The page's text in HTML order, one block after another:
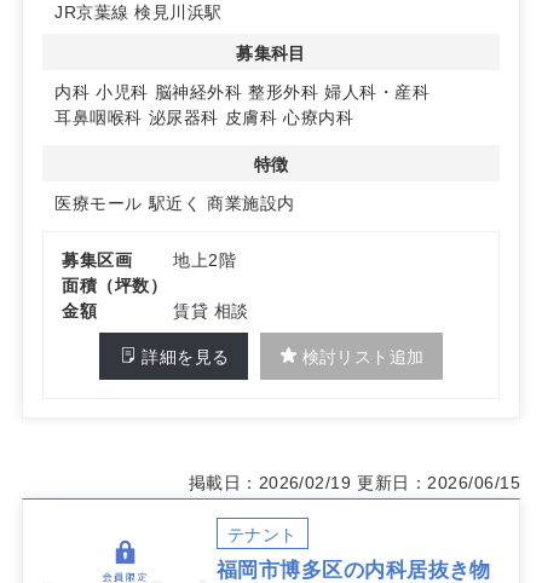
JR京葉線 検見川浜駅
募集科目
内科 小児科 脳神経外科 整形外科 婦人科・産科
耳鼻咽喉科 泌尿器科 皮膚科 心療内科
特徴
医療モール 駅近く 商業施設内
募集区画
地上2階
面積（坪数）
金額
賃貸 相談
詳細を見る 検討リスト追加
掲載日：2026/02/19 更新日：2026/06/15
テナント
福岡市博多区の内科居抜き物